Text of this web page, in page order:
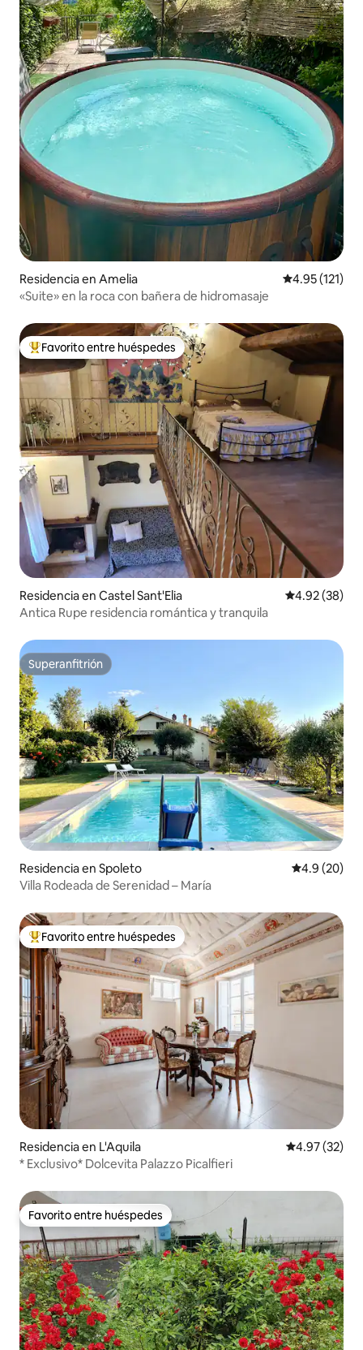
Residencia en Amelia Calificación
4.95 (121)
«Suite» en la roca con bañera de hidromasaje
De los mejores en Favorito entre huéspedes
Favorito entre huéspedes
Residencia en Castel Sant'Elia Calificación
4.92 (38)
Antica Rupe residencia romántica y tranquila
Superanfitrión
Superanfitrión
Residencia en Spoleto Calificación
4.9 (20)
Villa Rodeada de Serenidad – María
De los mejores en Favorito entre huéspedes
Favorito entre huéspedes
Residencia en L'Aquila Calificación
4.97 (32)
* Exclusivo* Dolcevita Palazzo Picalfieri
Favorito entre huéspedes
Favorito entre huéspedes